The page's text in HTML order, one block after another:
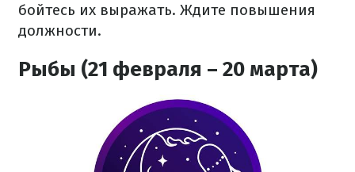
бойтесь их выражать. Ждите повышения
должности.
Рыбы (21 февраля – 20 марта)